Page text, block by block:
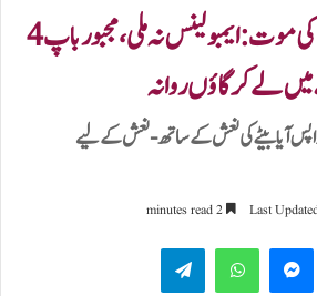
جھارکھنڈ میں انسانیت کی موت: ایمبولینس نہ ملی، مجبور باپ 4
میں لے کر گاؤں روانہ
واپس آیا بیٹے کی نعش کے ساتھ-نعش کے لیے
Last
LinkedIn
WhatsApp